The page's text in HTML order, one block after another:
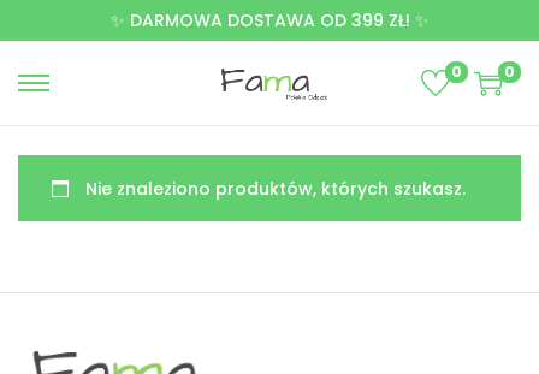
✨ DARMOWA DOSTAWA OD 399 ZŁ! ✨
0 0
Nie znaleziono produktów, których szukasz.